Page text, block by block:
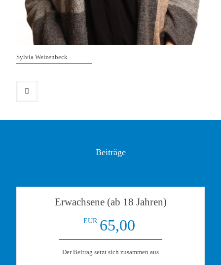
Sylvia Weizenbeck
Beiträge
Erwachsene (ab 18 Jahren)
EUR 65,00
Der Beitrag setzt sich zusammen aus